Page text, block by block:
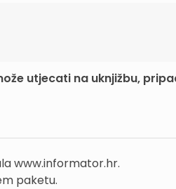
utjecati na uknjižbu,
www.informator.hr.
paketu.